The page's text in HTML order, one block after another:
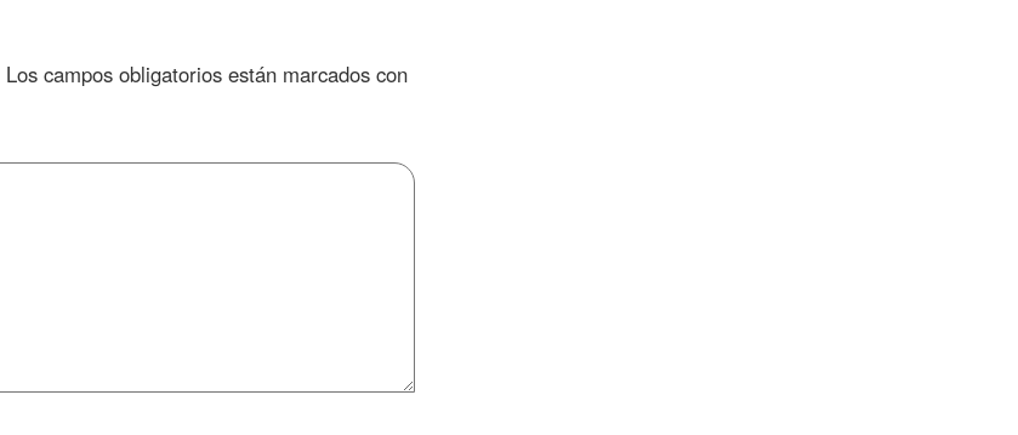
Los campos obligatorios están marcados con